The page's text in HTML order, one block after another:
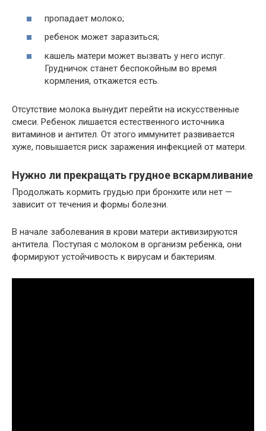
пропадает молоко;
ребенок может заразиться;
кашель матери может вызвать у него испуг.
Грудничок станет беспокойным во время
кормления, откажется есть.
Отсутствие молока вынудит перейти на искусственные
смеси. Ребенок лишается естественного источника
витаминов и антител. От этого иммунитет развивается
хуже, повышается риск заражения инфекцией от матери.
Нужно ли прекращать грудное вскармливание
Продолжать кормить грудью при бронхите или нет —
зависит от течения и формы болезни.
В начале заболевания в крови матери активизируются
антитела. Поступая с молоком в организм ребенка, они
формируют устойчивость к вирусам и бактериям.